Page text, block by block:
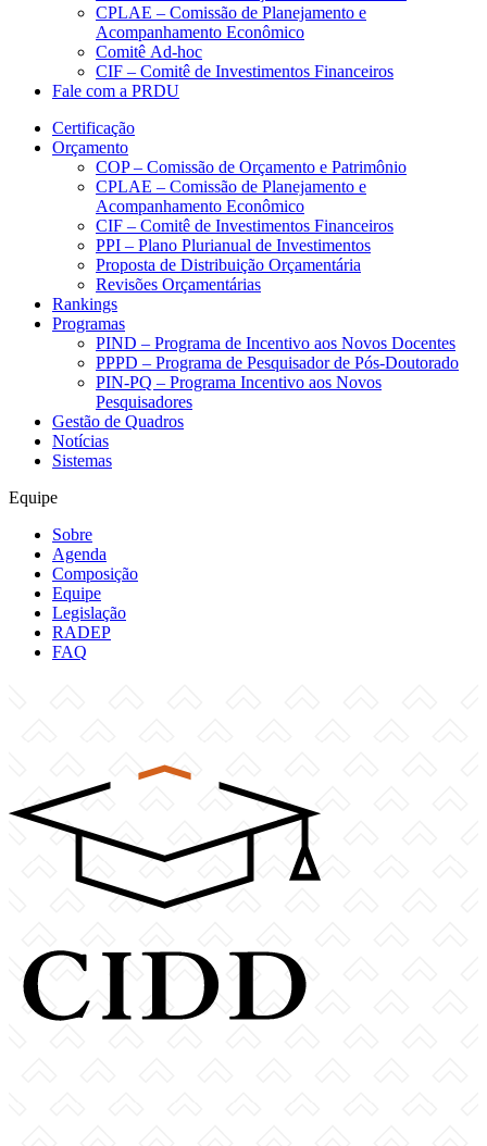
CPLAE – Comissão de Planejamento e
Acompanhamento Econômico
Comitê Ad-hoc
CIF – Comitê de Investimentos Financeiros
Fale com a PRDU
Certificação
Orçamento
COP – Comissão de Orçamento e Patrimônio
CPLAE – Comissão de Planejamento e
Acompanhamento Econômico
CIF – Comitê de Investimentos Financeiros
PPI – Plano Plurianual de Investimentos
Proposta de Distribuição Orçamentária
Revisões Orçamentárias
Rankings
Programas
PIND – Programa de Incentivo aos Novos Docentes
PPPD – Programa de Pesquisador de Pós-Doutorado
PIN-PQ – Programa Incentivo aos Novos
Pesquisadores
Gestão de Quadros
Notícias
Sistemas
Equipe
Sobre
Agenda
Composição
Equipe
Legislação
RADEP
FAQ